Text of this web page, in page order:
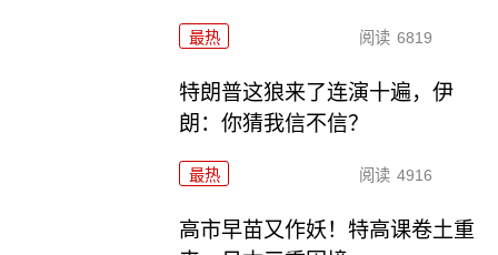
最热 阅读 6819
特朗普这狼来了连演十遍，伊
朗：你猜我信不信？
最热 阅读 4916
高市早苗又作妖！特高课卷土重